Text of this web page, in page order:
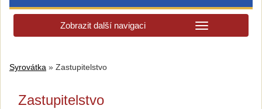
Zobrazit další navigaci
Syrovátka » Zastupitelstvo
Zastupitelstvo